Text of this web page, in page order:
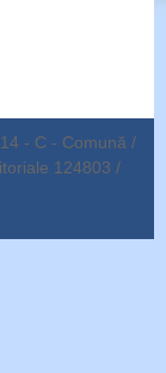
- C - Comună /
124803 /